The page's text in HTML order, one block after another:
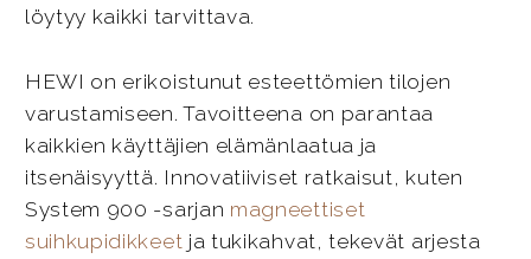
löytyy kaikki tarvittava.
HEWI on erikoistunut esteettömien tilojen
varustamiseen. Tavoitteena on parantaa
kaikkien käyttäjien elämänlaatua ja
itsenäisyyttä. Innovatiiviset ratkaisut, kuten
System 900 -sarjan magneettiset
suihkupidikkeet ja tukikahvat, tekevät arjesta